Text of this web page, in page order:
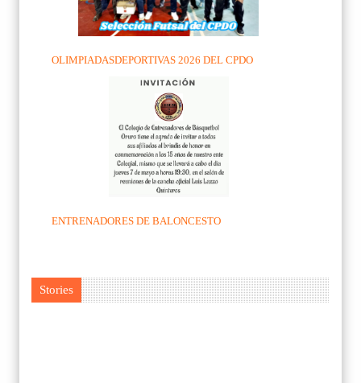
OLIMPIADASDEPORTIVAS 2026 DEL CPDO
ENTRENADORES DE BALONCESTO
Stories